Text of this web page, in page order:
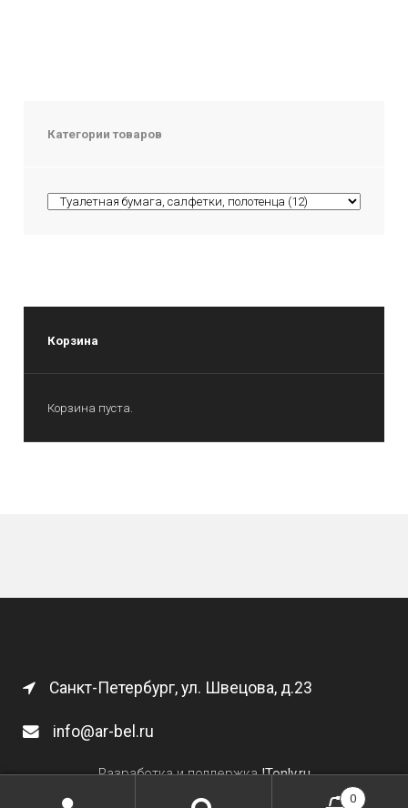
Категории товаров
Корзина
Корзина пуста.
Санкт-Петербург, ул. Швецова, д.23
info@ar-bel.ru
Разработка и поддержкаITonly.ru
0